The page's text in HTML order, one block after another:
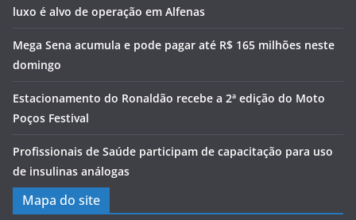
luxo é alvo de operação em Alfenas
Mega Sena acumula e pode pagar até R$ 165 milhões neste
domingo
Estacionamento do Ronaldão recebe a 2ª edição do Moto
Poços Festival
Profissionais de Saúde participam de capacitação para uso
de insulinas análogas
Mapa do site